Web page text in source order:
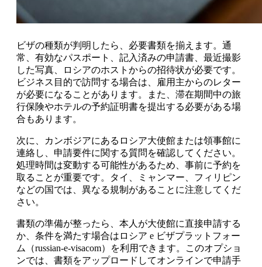
ビザの種類が判明したら、必要書類を揃えます。通
常、有効なパスポート、記入済みの申請書、最近撮影
した写真、ロシアのホストからの招待状が必要です。
ビジネス目的で訪問する場合は、雇用主からのレター
が必要になることがあります。また、滞在期間中の旅
行保険やホテルの予約証明書を提出する必要がある場
合もあります。
次に、カンボジアにあるロシア大使館または領事館に
連絡し、申請要件に関する質問を確認してください。
処理時間は変動する可能性があるため、事前に予約を
取ることが重要です。タイ、ミャンマー、フィリピン
などの国では、異なる規制があることに注意してくだ
さい。
書類の準備が整ったら、本人が大使館に直接申請する
か、条件を満たす場合はロシア e ビザプラットフォー
ム（russian-e-visacom）を利用できます。このオプショ
ンでは、書類をアップロードしてオンラインで申請手